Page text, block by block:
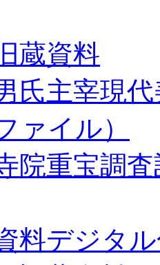
蔵資料
氏主宰現
ァイル）
院重宝調
料デジタ